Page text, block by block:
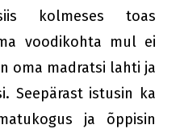
kolmeses toas
voodikohta mul ei
oma madratsi lahti ja
Seepärast istusin ka
ja õppisin